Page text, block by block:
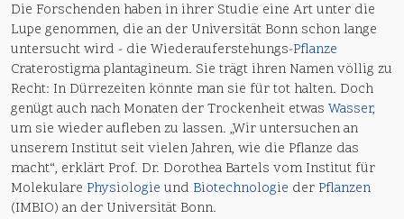
Die Forschenden haben in ihrer Studie eine Art unter die
Lupe genommen, die an der Universität Bonn schon lange
untersucht wird - die Wiederauferstehungs-Pflanze
Craterostigma plantagineum. Sie trägt ihren Namen völlig zu
Recht: In Dürrezeiten könnte man sie für tot halten. Doch
genügt auch nach Monaten der Trockenheit etwas Wasser,
um sie wieder aufleben zu lassen. „Wir untersuchen an
unserem Institut seit vielen Jahren, wie die Pflanze das
macht“, erklärt Prof. Dr. Dorothea Bartels vom Institut für
Molekulare Physiologie und Biotechnologie der Pflanzen
(IMBIO) an der Universität Bonn.